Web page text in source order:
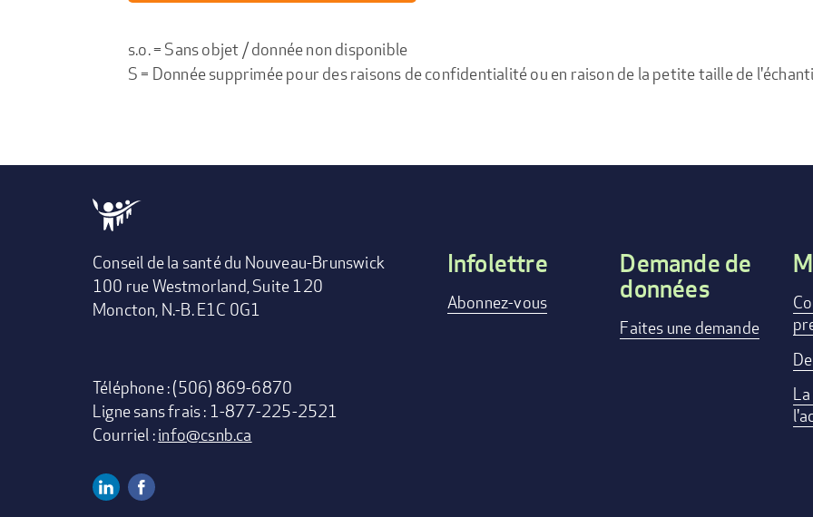
s.o. = Sans objet / donnée non disponible
S = Donnée supprimée pour des raisons de confidentialité ou en raison de la petite taille de
Conseil de la santé du Nouveau-Brunswick
100 rue Westmorland, Suite 120
Moncton, N.-B. E1C 0G1
Téléphone : (506) 869-6870
Ligne sans frais : 1-877-225-2521
Courriel :info@csnb.ca
Footer
Infolettre
Abonnez-vous
Demande de
données
Faites une demande
Linkedin